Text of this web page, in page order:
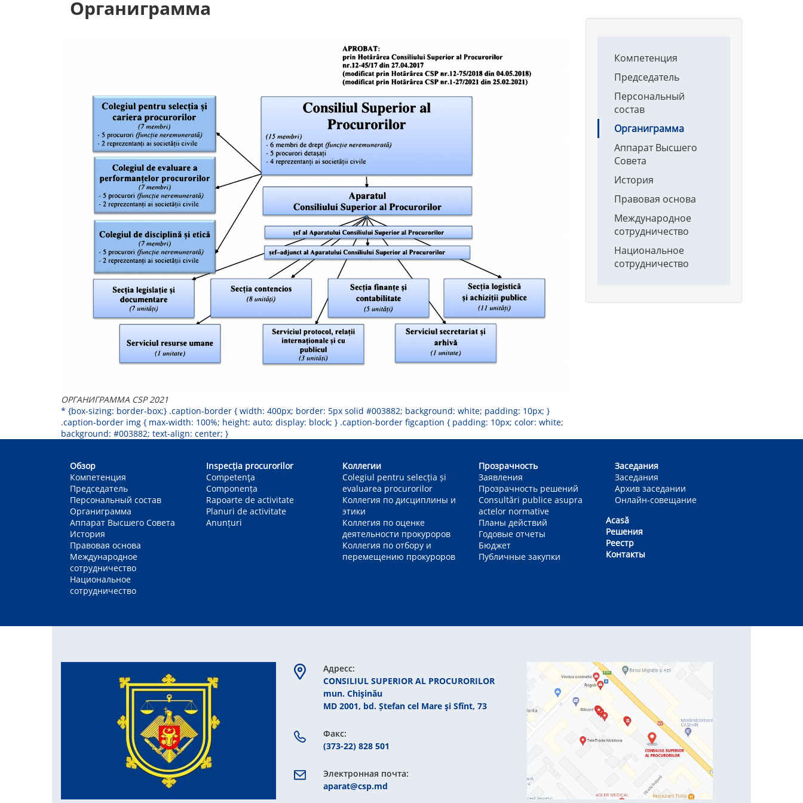
Органиграмма
ОРГАНИГРАММА CSP 2021
* {box-sizing: border-box;} .caption-border { width: 400px; border: 5px solid #003882; background: white; padding: 10px; }
.caption-border img { max-width: 100%; height: auto; display: block; } .caption-border figcaption { padding: 10px; color: white;
background: #003882; text-align: center; }
navigation
Компетенция
Председатель
Персональный
состав
Органиграмма
Аппарат Высшего
Совета
История
Правовая основа
Международное
сотрудничество
Национальное
сотрудничество
navigation
Обзор
Компетенция
Председатель
Персональный состав
Органиграмма
Аппарат Высшего Совета
История
Правовая основа
Международное
сотрудничество
Национальное
сотрудничество
Inspecția procurorilor
Competenţa
Componența
Rapoarte de activitate
Planuri de activitate
Anunțuri
Коллегии
Colegiul pentru selecția și
evaluarea procurorilor
Коллегия по дисциплины и
этики
Коллегия по оценке
деятельности прокуроров
Коллегия по отбору и
перемещению прокуроров
Прозрачность
Заявления
Прозрачность решений
Consultări publice asupra
actelor normative
Планы действий
Годовые отчеты
Бюджет
Публичные закупки
Заседания
Заседания
Архив заседании
Онлайн-совещание
Acasă
Решения
Реестр
Контакты
Aдресс:
CONSILIUL SUPERIOR AL PROCURORILOR
mun. Chişinău
MD 2001, bd. Ștefan cel Mare şi Sfînt, 73
Факс:
(373-22) 828 501
Электронная почта:
aparat@csp.md